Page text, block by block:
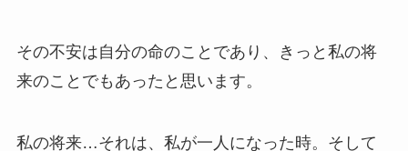
その不安は自分の命のことであり、きっと私の将
来のことでもあったと思います。
私の将来…それは、私が一人になった時。そして